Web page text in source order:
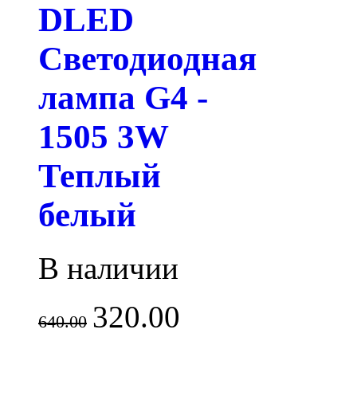
DLED
Светодиодная
лампа G4 -
1505 3W
Теплый
белый
В наличии
640.00 320.00